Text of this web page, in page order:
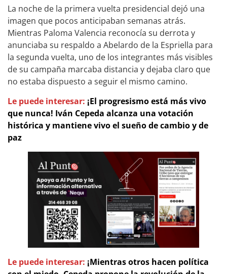
La noche de la primera vuelta presidencial dejó una
imagen que pocos anticipaban semanas atrás.
Mientras Paloma Valencia reconocía su derrota y
anunciaba su respaldo a Abelardo de la Espriella para
la segunda vuelta, uno de los integrantes más visibles
de su campaña marcaba distancia y dejaba claro que
no estaba dispuesto a seguir el mismo camino.
Le puede interesar: ¡El progresismo está más vivo
que nunca! Iván Cepeda alcanza una votación
histórica y mantiene vivo el sueño de cambio y de
paz
Le puede interesar: ¡Mientras otros hacen política